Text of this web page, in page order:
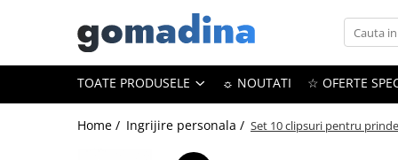
Toate Produsele
Trackere GPS
TOATE PRODUSELE ☼ NOUTATI ☆ OFERTE
Home / Ingrijire personala / Set 10 clipsuri pentru